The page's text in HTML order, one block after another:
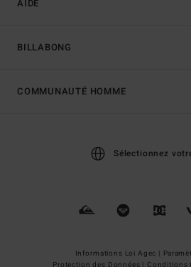
AIDE
BILLABONG
COMMUNAUTÉ HOMME
Sélectionnez
Informations Loi Agec |